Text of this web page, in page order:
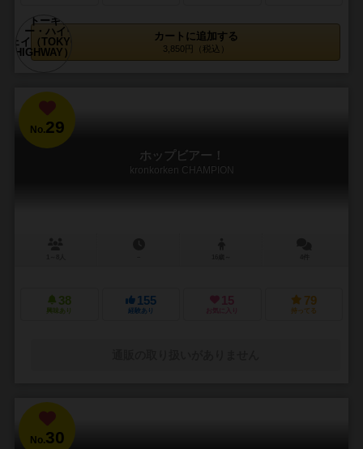
カートに追加する
3,850円（税込）
No.29
ホップビアー！
kronkorken CHAMPION
38
興味あり
155
経験あり
15
お気に入り
79
持ってる
No.30